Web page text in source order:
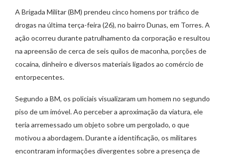
A Brigada Militar (BM) prendeu cinco homens por tráfico de
drogas na última terça-feira (26), no bairro Dunas, em Torres. A
ação ocorreu durante patrulhamento da corporação e resultou
na apreensão de cerca de seis quilos de maconha, porções de
cocaína, dinheiro e diversos materiais ligados ao comércio de
entorpecentes.
Segundo a BM, os policiais visualizaram um homem no segundo
piso de um imóvel. Ao perceber a aproximação da viatura, ele
teria arremessado um objeto sobre um pergolado, o que
motivou a abordagem. Durante a identificação, os militares
encontraram informações divergentes sobre a presença de